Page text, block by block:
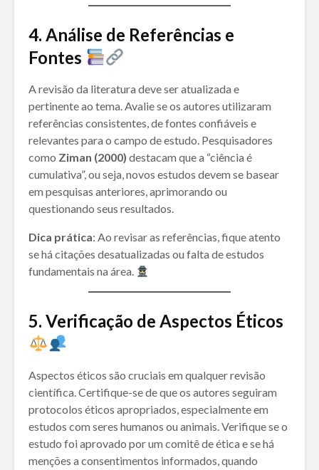
4. Análise de Referências e
Fontes
A revisão da literatura deve ser atualizada e
pertinente ao tema. Avalie se os autores utilizaram
referências consistentes, de fontes confiáveis e
relevantes para o campo de estudo. Pesquisadores
como Ziman (2000) destacam que a “ciência é
cumulativa”, ou seja, novos estudos devem se basear
em pesquisas anteriores, aprimorando ou
questionando seus resultados.
Dica prática: Ao revisar as referências, fique atento
se há citações desatualizadas ou falta de estudos
fundamentais na área.
5. Verificação de Aspectos Éticos
Aspectos éticos são cruciais em qualquer revisão
científica. Certifique-se de que os autores seguiram
protocolos éticos apropriados, especialmente em
estudos com seres humanos ou animais. Verifique se o
estudo foi aprovado por um comitê de ética e se há
menções a consentimentos informados, quando